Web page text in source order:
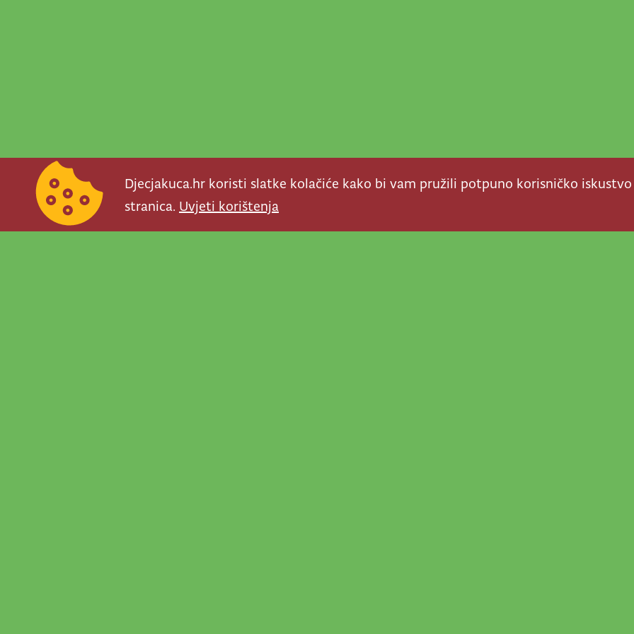
Djecjakuca.hr koristi slatke kolačiće kako bi vam pružili potpuno korisničko
stranica. Uvjeti korištenja